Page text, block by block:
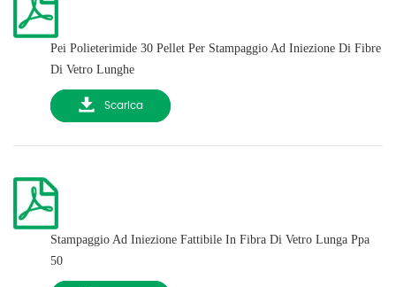
Pei Polieterimide 30 Pellet Per Stampaggio Ad Iniezione Di Fibre
Di Vetro Lunghe
Scarica
Stampaggio Ad Iniezione Fattibile In Fibra Di Vetro Lunga Ppa
50